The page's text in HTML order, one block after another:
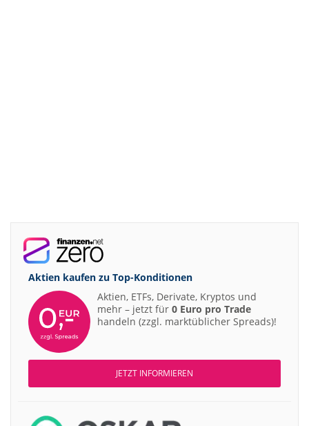
Aktien kaufen zu Top-Konditionen
Aktien, ETFs, Derivate, Kryptos und
mehr – jetzt für 0 Euro pro Trade
handeln (zzgl. marktüblicher Spreads)!
JETZT INFORMIEREN